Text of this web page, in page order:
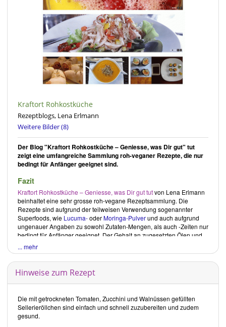
Kraftort Rohkostküche
Rezeptblogs, Lena Erlmann
Weitere Bilder (8)
Der Blog "Kraftort Rohkostküche – Geniesse, was Dir gut" tut
zeigt eine umfangreiche Sammlung roh-veganer Rezepte, die nur
bedingt für Anfänger geeignet sind.
Fazit
Kraftort Rohkostküche – Geniesse, was Dir gut tutvon Lena Erlmann
beinhaltet eine sehr grosse roh-vegane Rezeptsammlung. Die
Rezepte sind aufgrund der teilweisen Verwendung sogenannter
Superfoods, wie Lucuma-oderMoringa-Pulverund auch aufgrund
ungenauer Angaben zu sowohl Zutaten-Mengen, als auch -Zeiten nur
bedingt für Anfänger geeignet. Der Gehalt an zugesetzten Ölen und
Süssungsmitteln ist in den meisten Rezepten gering gehalten. Nicht
selten kommen Gerichte auch ganz ohne diese aus. Ein kompletter
Verzicht auf verarbeitete Produkte, wie Pulver oder
fertige Gewürzmischungen, sowie die Beachtung eines gesunden
Verhältnisses von Omega-6zu
Fokus noch mehr Richtung Gesundheit lenken.
Kritische Rezensionen
Die Blogrezension bezieht sich ausschliesslich auf im Blog
... mehr
Hinweise zum Rezept
Die mit getrockneten Tomaten, Zucchini und Walnüssen gefüllten
Sellerieröllchen sind einfach und schnell zuzubereiten und zudem
gesund.